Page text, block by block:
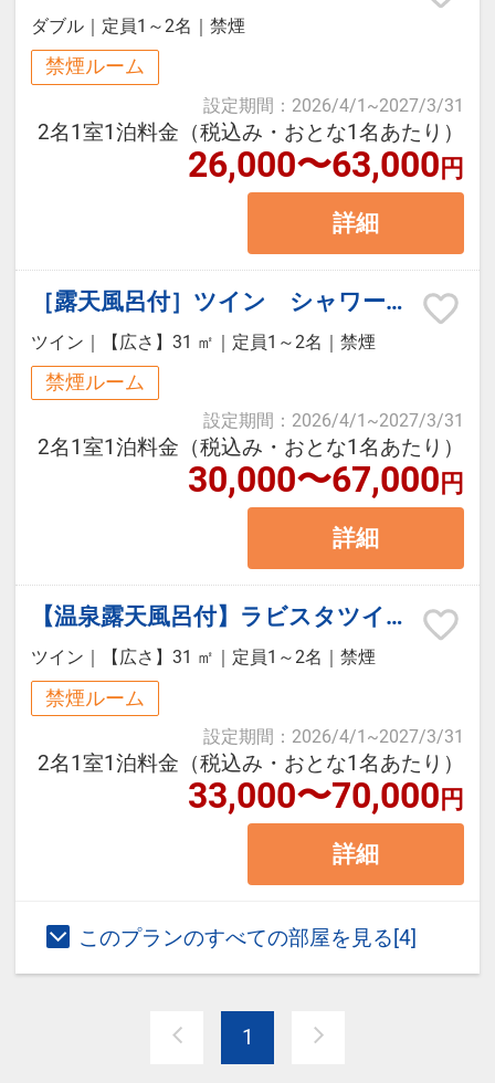
以内：予約時に要望欄にて申し出く
ださい）
◆ホテルオリジナル記念品をご用意
【滞在中のお愉しみ】
◆ラウンジ（セントラルスクエア3F
・ウェルカムドリンクをご用意
・お凌ぎをご用意
・夜鳴き甘味をご用意
◆湯上り処（セントラルスクエア4F
大浴場前）
・湯上りアイスをご用意
・湯上り乳酸菌飲料をご用意
・お夜食に共立名物「夜鳴きそば」
をご用意
ダブル｜ 定員1～2名 ｜ 禁煙
禁煙ルーム
設定期間 ： 2026/4/1 ~2027/3/31
2名1室1泊料金（税込み・おとな1名あたり）
26,000〜63,000円
詳細
［露天風呂付］ツイン シャワーブース・トイレ付（禁煙）
ツイン ｜ 【広さ】31 ㎡ ｜ 定員1～2名 ｜ 禁煙
禁煙ルーム
設定期間 ： 2026/4/1 ~2027/3/31
2名1室1泊料金（税込み・おとな1名あたり）
30,000〜67,000円
詳細
【温泉露天風呂付】ラビスタツイン シャワーブース・トイレ付（禁煙）
ツイン 【広さ】31 ㎡ 定員1～2名 禁煙
禁煙ルーム
設定期間 ： 2026/4/1 ~2027/3/31
2名1室1泊料金（税込み・おとな1名あたり）
33,000〜70,000円
詳細
このプランのすべての部屋を見る[4]
1